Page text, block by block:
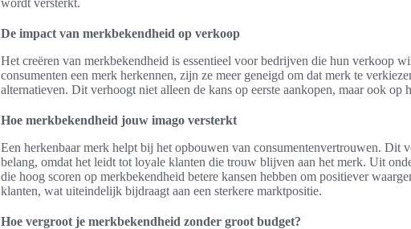
wordt versterkt.
De impact van merkbekendheid op verkoop
Het creëren van merkbekendheid is essentieel voor bedrijven die hun verkoop
consumenten een merk herkennen, zijn ze meer geneigd om dat merk te
alternatieven. Dit verhoogt niet alleen de kans op eerste aankopen, maar ook op
Hoe merkbekendheid jouw imago versterkt
Een herkenbaar merk helpt bij het opbouwen van consumentenvertrouwen. Dit
belang, omdat het leidt tot loyale klanten die trouw blijven aan het merk. Uit
die hoog scoren op merkbekendheid betere kansen hebben om positiever
klanten, wat uiteindelijk bijdraagt aan een sterkere marktpositie.
Hoe vergroot je merkbekendheid zonder groot budget?